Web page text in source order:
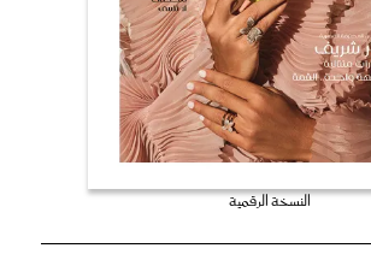
النسخة الرقمية